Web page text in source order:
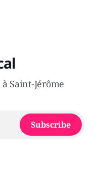
Saint-Jérôme
Subscribe